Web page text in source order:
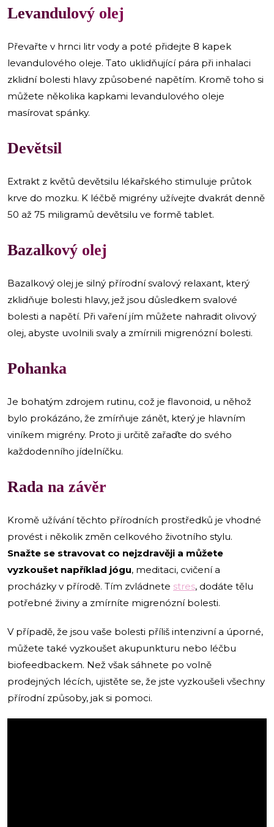
Levandulový olej
Převařte v hrnci litr vody a poté přidejte 8 kapek
levandulového oleje. Tato uklidňující pára při inhalaci
zklidní bolesti hlavy způsobené napětím. Kromě toho si
můžete několika kapkami levandulového oleje
masírovat spánky.
Devětsil
Extrakt z květů devětsilu lékařského stimuluje průtok
krve do mozku. K léčbě migrény užívejte dvakrát denně
50 až 75 miligramů devětsilu ve formě tablet.
Bazalkový olej
Bazalkový olej je silný přírodní svalový relaxant, který
zklidňuje bolesti hlavy, jež jsou důsledkem svalové
bolesti a napětí. Při vaření jím můžete nahradit olivový
olej, abyste uvolnili svaly a zmírnili migrenózní bolesti.
Pohanka
Je bohatým zdrojem rutinu, což je flavonoid, u něhož
bylo prokázáno, že zmírňuje zánět, který je hlavním
viníkem migrény. Proto ji určitě zařaďte do svého
každodenního jídelníčku.
Rada na závěr
Kromě užívání těchto přírodních prostředků je vhodné
provést i několik změn celkového životního stylu.
Snažte se stravovat co nejzdravěji a můžete
vyzkoušet například jógu, meditaci, cvičení a
procházky v přírodě. Tím zvládnete stres, dodáte tělu
potřebné živiny a zmírníte migrenózní bolesti.
V případě, že jsou vaše bolesti příliš intenzivní a úporné,
můžete také vyzkoušet akupunkturu nebo léčbu
biofeedbackem. Než však sáhnete po volně
prodejných lécích, ujistěte se, že jste vyzkoušeli všechny
přírodní způsoby, jak si pomoci.